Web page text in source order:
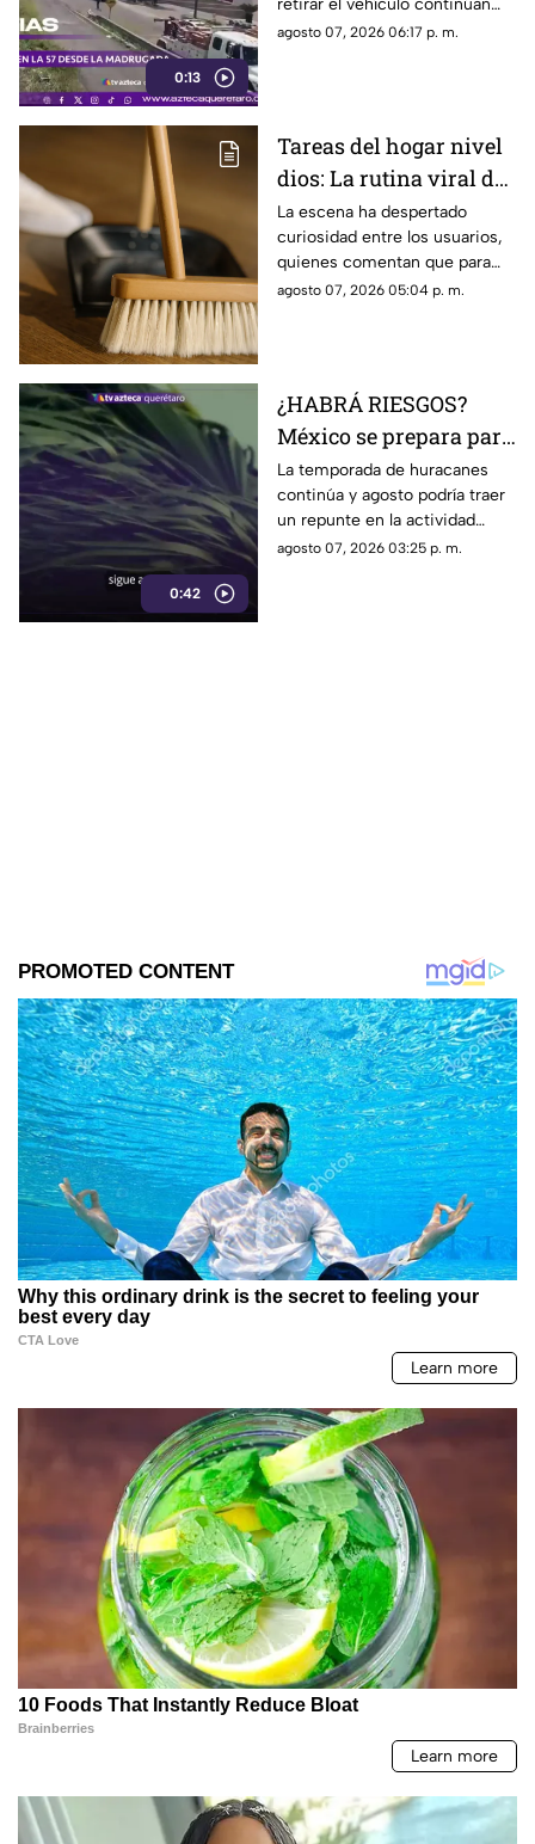
0:13
57
retirar el vehículo continúan
desde hace más de 12 horas en
agosto 07, 2026 06:17 p. m.
Tareas del hogar nivel
dios: La rutina viral de
esta mamá para la
limpieza el techo
La escena ha despertado
curiosidad entre los usuarios,
quienes comentan que para
algunas personas ningún
agosto 07, 2026 05:04 p. m.
0:42
¿HABRÁ RIESGOS?
México se prepara para
otro posible ciclón
tropical; esta sería la
fecha
La temporada de huracanes
continúa y agosto podría traer
un repunte en la actividad
tropical; estos son los
agosto 07, 2026 03:25 p. m.